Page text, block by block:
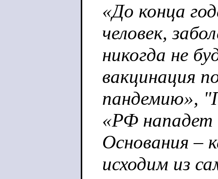
«До конца
человек,
никогда не
вакцинация
пандемию»,
«РФ нападет
Основания –
исходим из